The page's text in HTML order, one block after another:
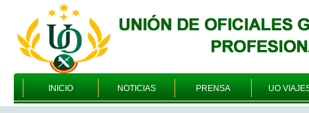
INICIO NOTICIAS PRENSA UO